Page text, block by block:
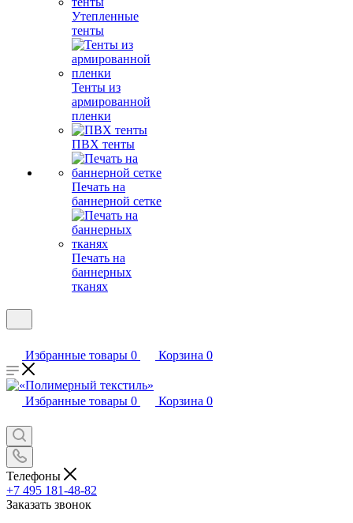
Утепленные
тенты
Тенты из
армированной
пленки
ПВХ тенты
Печать на
баннерной сетке
Печать на
баннерных
тканях
Избранные товары 0 Корзина 0
Избранные товары 0 Корзина 0
Телефоны
+7 495 181-48-82
Заказать звонок